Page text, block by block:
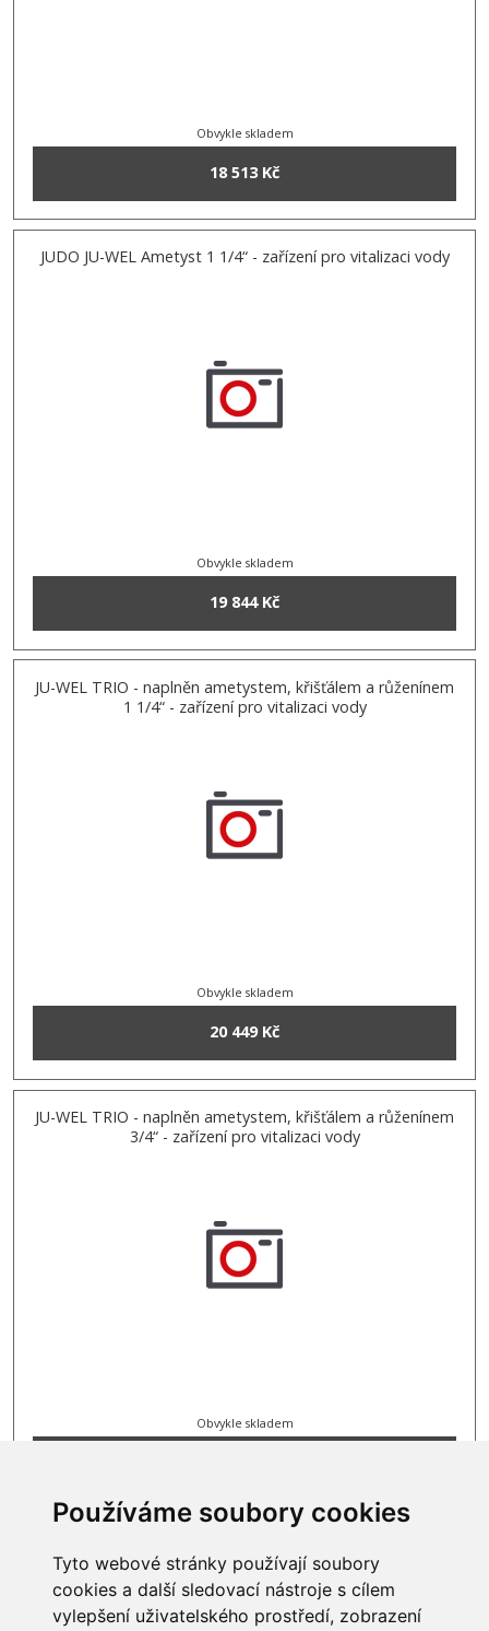
Používáme soubory cookies
Tyto webové stránky používají soubory
cookies a další sledovací nástroje s cílem
vylepšení uživatelského prostředí, zobrazení
Obvykle skladem
18 513 Kč
JUDO JU-WEL Ametyst 1 1/4“ - zařízení pro vitalizaci vody
Obvykle skladem
19 844 Kč
JU-WEL TRIO - naplněn ametystem, křišťálem a růženínem
1 1/4“ - zařízení pro vitalizaci vody
Obvykle skladem
20 449 Kč
JU-WEL TRIO - naplněn ametystem, křišťálem a růženínem
3/4“ - zařízení pro vitalizaci vody
Obvykle skladem
INFORMACE